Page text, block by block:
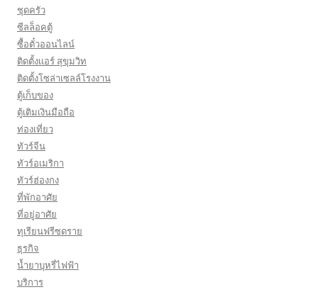
ชุดครัว
ซีลล็อคตู้
ซื้อตั๋วออนไลน์
ติดตั้งเเอร์ สุขุมวิท
ติดตั้งโซล่าเซลล์โรงงาน
ตู้เก็บของ
ตู้เติมเงินมือถือ
ท่องเที่ยว
ทัวร์จีน
ทัวร์อเมริกา
ทัวร์ฮ่องกง
ที่พักอาศัย
ที่อยู่อาศัย
ทุเรียนฟรีซดราย
ธุรกิจ
น้ำยาบุหรี่ไฟฟ้า
บริการ